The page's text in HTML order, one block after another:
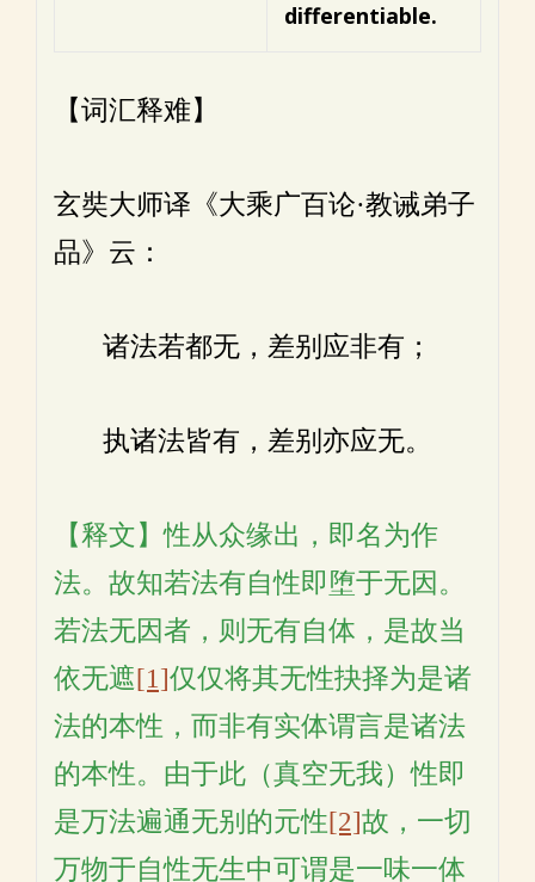
differentiable.
【词汇释难】
玄奘大师译《大乘广百论·教诫弟子
品》云：
诸法若都无，差别应非有；
执诸法皆有，差别亦应无。
【释文】性从众缘出，即名为作
法。故知若法有自性即堕于无因。
若法无因者，则无有自体，是故当
依无遮[1]仅仅将其无性抉择为是诸
法的本性，而非有实体谓言是诸法
的本性。由于此（真空无我）性即
是万法遍通无别的元性[2]故，一切
万物于自性无生中可谓是一味一体